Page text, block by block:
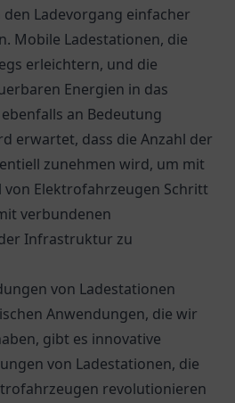
Ladevorgang einfacher
Mobile Ladestationen, die
erleichtern, und die
Energien in das
an Bedeutung
erwartet, dass die Anzahl der
zunehmen wird, um mit
von Elektrofahrzeugen Schritt
verbundenen
Infrastruktur zu
von Ladestationen
Anwendungen, die wir
gibt es innovative
von Ladestationen, die
revolutionieren